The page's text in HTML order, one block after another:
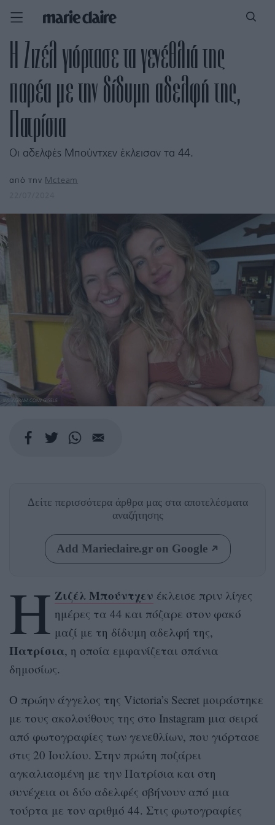
Η Ζιζέλ γιόρτασε τα γενέθλιά της
παρέα με την δίδυμη αδελφή της,
Πατρίσια
Οι αδελφές Μπούντχεν έκλεισαν τα 44.
από την Mcteam
INSTAGRAM.COM/ GISELE
Δείτε περισσότερα άρθρα μας στα αποτελέσματα
αναζήτησης
Add Marieclaire.gr on Google
Η Ζιζέλ Μπούντχεν έκλεισε πριν λίγες
ημέρες τα 44 και πόζαρε στον φακό
μαζί με τη δίδυμη αδελφή της,
Πατρίσια, η οποία εμφανίζεται σπάνια
δημοσίως.
Ο πρώην άγγελος της Victoria’s Secret μοιράστηκε
με τους ακολούθους της στο Instagram μια σειρά
από φωτογραφίες των γενεθλίων, που γιόρτασε
στις 20 Ιουλίου. Στην πρώτη ποζάρει
αγκαλιασμένη με την Πατρίσια και στη
συνέχεια οι δύο αδελφές σβήνουν από μια
τούρτα με τον αριθμό 44. Στις φωτογραφίες